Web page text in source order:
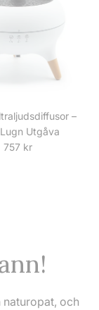
–
Utgåva
Ordinarie pris
757 kr
och